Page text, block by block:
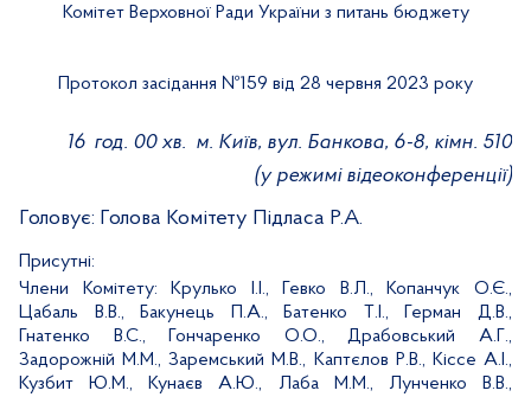
Комітет Верховної Ради України з питань бюджету
Протокол засідання №159 від 28 червня 2023 року
16 год. 00 хв. м. Київ, вул. Банкова, 6-8, кімн. 510
(у режимі відеоконференції)
Головує: Голова Комітету Підласа Р.А.
Присутні:
Члени Комітету:
Крулько І.І., Гевко В.Л., Копанчук О.Є.,
Цабаль В.В., Бакунець П.А., Батенко Т.І., Герман Д.В.,
Гнатенко В.С., Гончаренко О.О., Драбовський А.Г.,
Задорожній М.М., Заремський М.В., Каптєлов Р.В., Кіссе А.І.,
Кузбит Ю.М., Кунаєв А.Ю., Лаба М.М., Лунченко В.В.,